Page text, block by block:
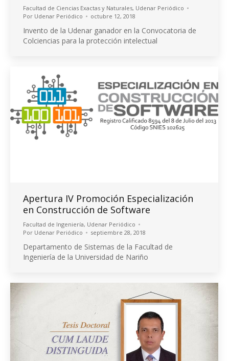
Facultad de Ciencias Exactas y Naturales, Udenar Periódico
Por Udenar Periódico octubre 12, 2018
Invento de la Udenar ganador en la Convocatoria de
Colciencias para la protección intelectual
Apertura IV Promoción Especialización
en Construcción de Software
Facultad de Ingeniería, Udenar Periódico
Por Udenar Periódico septiembre 28, 2018
Departamento de Sistemas de la Facultad de
Ingeniería de la Universidad de Nariño